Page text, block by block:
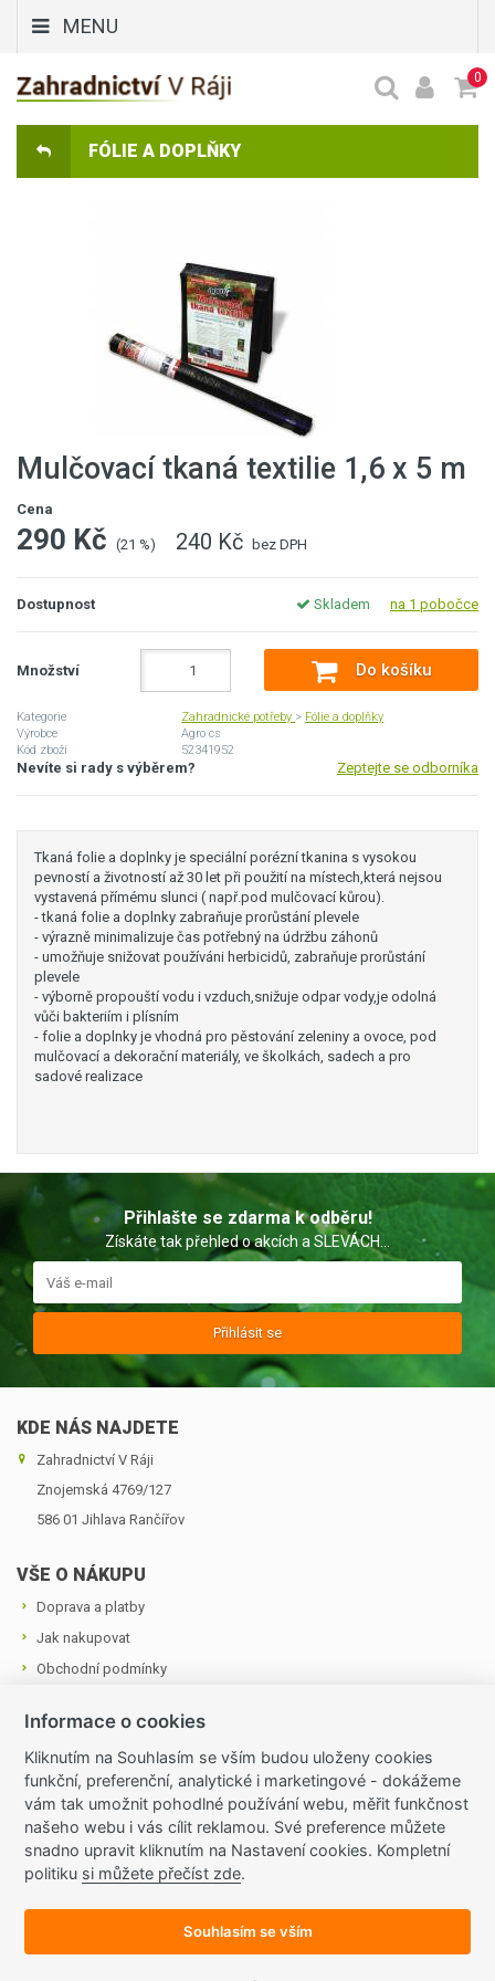
MENU
0
FÓLIE A DOPLŇKY
Mulčovací tkaná textilie 1,6 x 5 m
Cena
290 Kč (21 %) 240 Kč bez DPH
Dostupnost Skladem na 1 pobočce
Množství Do košíku
Kategorie Zahradnické potřeby > Fólie a doplňky
Výrobce
Agro cs
Kód zboží
52341952
Nevíte si rady s výběrem? Zeptejte se odborníka
Tkaná folie a doplnky je speciální porézní tkanina s vysokou
pevností a životností až 30 let při použití na místech,která nejsou
vystavená přímému slunci ( např.pod mulčovací kůrou).
- tkaná folie a doplnky zabraňuje prorůstání plevele
- výrazně minimalizuje čas potřebný na údržbu záhonů
- umožňuje snižovat používáni herbicidů, zabraňuje prorůstání
plevele
- výborně propouští vodu i vzduch,snižuje odpar vody,je odolná
vůči bakteriím i plísním
- folie a doplnky je vhodná pro pěstování zeleniny a ovoce, pod
mulčovací a dekorační materiály, ve školkách, sadech a pro
sadové realizace
Přihlašte se zdarma k odběru!
Získáte tak přehled o akcích a SLEVÁCH...
Přihlásit se
KDE NÁS NAJDETE
Zahradnictví V Ráji
Znojemská 4769/127
586 01 Jihlava ­Rančířov
VŠE O NÁKUPU
Doprava a platby
Jak nakupovat
Obchodní podmínky
Ochrana osobních údajů
OZVĚTE SE NÁM
Tel.: +420 724 874 713
E-mail: zahradnictvivraji@seznam.cz
Všechny kontakty
Informace o cookies
Kliknutím na Souhlasím se vším budou uloženy cookies
funkční, preferenční, analytické i marketingové - dokážeme
vám tak umožnit pohodlné používání webu, měřit funkčnost
našeho webu i vás cílit reklamou. Své preference můžete
snadno upravit kliknutím na Nastavení cookies. Kompletní
politiku si můžete přečíst zde.
Souhlasím se vším